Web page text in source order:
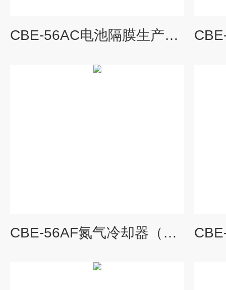
CBE-56AC电池隔膜生产工艺之冷却定型和冷却系统
CBE-56AF氮气冷却器（循环氮气降温设备）